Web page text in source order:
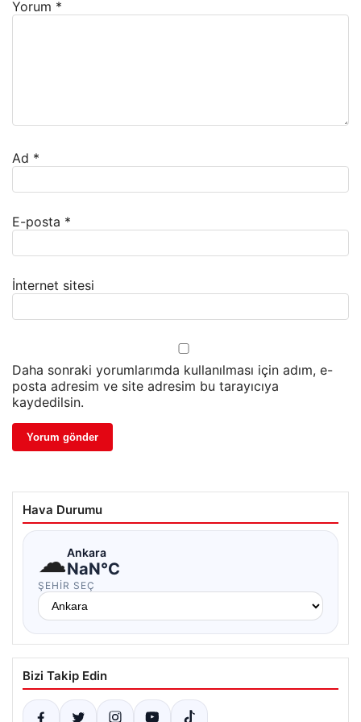
Yorum *
Ad *
E-posta *
İnternet sitesi
Daha sonraki yorumlarımda kullanılması için adım, e-
posta adresim ve site adresim bu tarayıcıya
kaydedilsin.
Hava Durumu
☁Ankara
NaN°C
ŞEHIR SEÇ
Bizi Takip Edin